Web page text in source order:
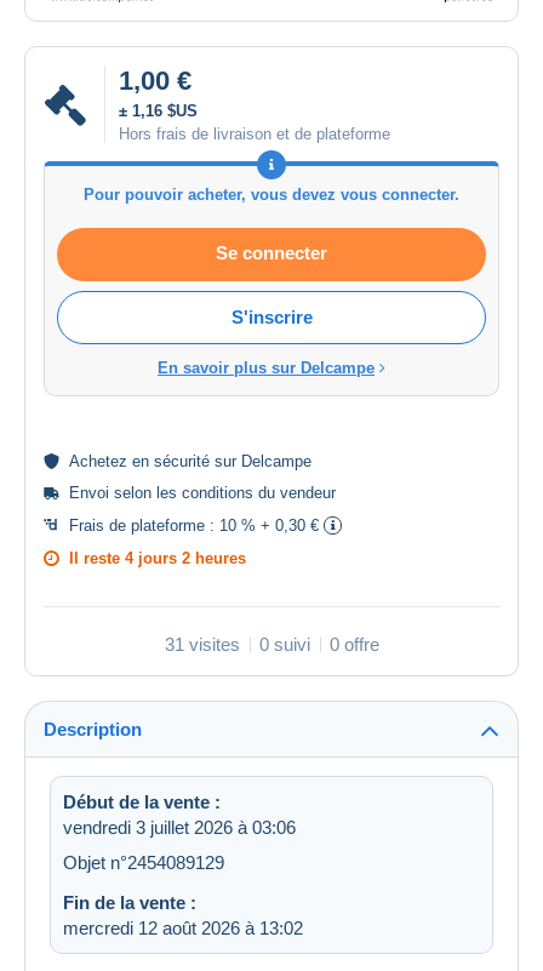
1,00 €
± 1,16 $US
Hors frais de livraison et de plateforme
Pour pouvoir acheter, vous devez vous connecter.
Se connecter
S'inscrire
En savoir plus sur Delcampe
Achetez en sécurité sur Delcampe
Envoi selon les conditions du vendeur
Frais de plateforme : 10 % + 0,30 €
Il reste 4 jours 2 heures
31 visites 0 suivi 0 offre
Description
Début de la vente :
vendredi 3 juillet 2026 à 03:06
Objet n°2454089129
Fin de la vente :
mercredi 12 août 2026 à 13:02